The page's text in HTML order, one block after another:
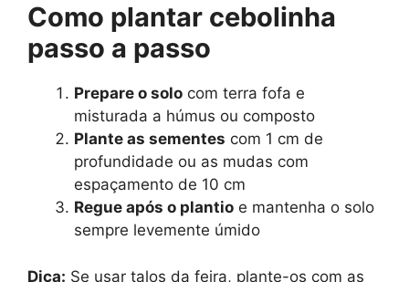
Como plantar cebolinha
passo a passo
Prepare o solo com terra fofa e
misturada a húmus ou composto
Plante as sementes com 1 cm de
profundidade ou as mudas com
espaçamento de 10 cm
Regue após o plantio e mantenha o solo
sempre levemente úmido
Dica: Se usar talos da feira, plante-os com as